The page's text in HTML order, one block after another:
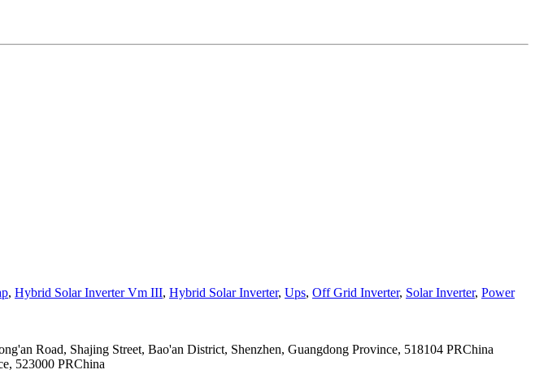
, Hybrid Solar Inverter Vm III, Hybrid Solar Inverter, Ups, Off Grid Inverter, Solar Inverter, Power
Road, Shajing Street, Bao'an District, Shenzhen, Guangdong Province, 518104 PRChina
523000 PRChina